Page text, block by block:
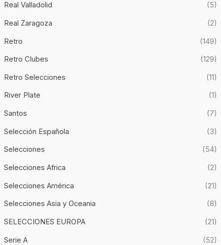
Real Valladolid (5)
Real Zaragoza (2)
Retro (149)
Retro Clubes (129)
Retro Selecciones (11)
River Plate (1)
Santos (7)
Selección Española (3)
Selecciones (54)
Selecciones Africa (2)
Selecciones América (21)
Selecciones Asia y Oceania (8)
SELECCIONES EUROPA (21)
Serie A (52)